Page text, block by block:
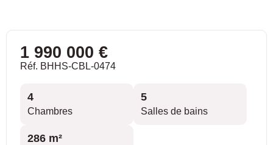
1 990 000 €
Réf. BHHS-CBL-0474
4
Chambres
5
Salles de bains
286 m²